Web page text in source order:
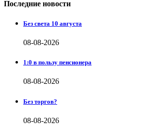
Последние новости
Без света 10 августа
08-08-2026
1:0 в пользу пенсионера
08-08-2026
Без торгов?
08-08-2026